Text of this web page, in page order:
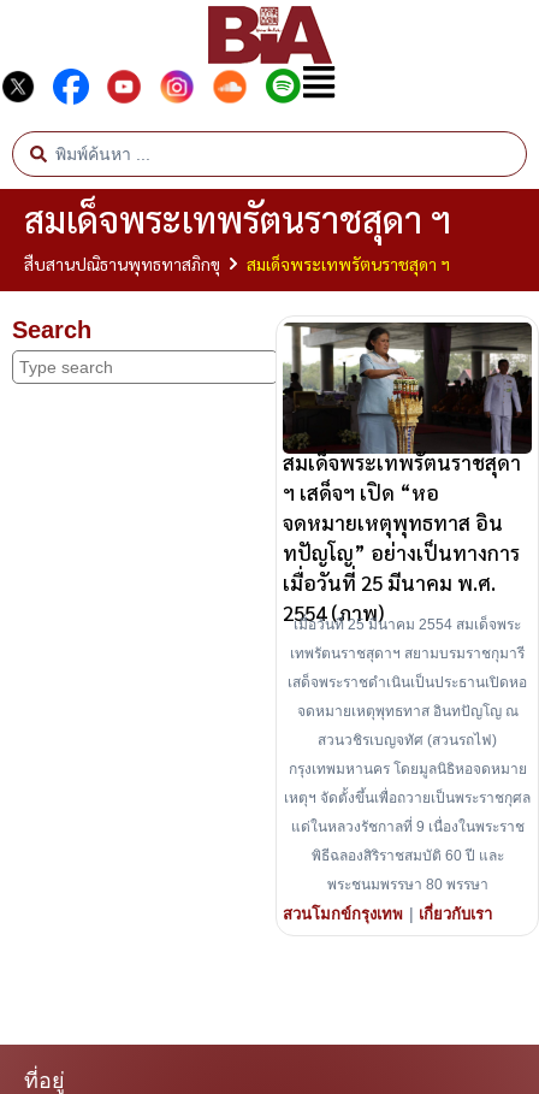
สมเด็จพระเทพรัตนราชสุดา ฯ
สืบสานปณิธานพุทธทาสภิกขุ สมเด็จพระเทพรัตนราชสุดา ฯ
Search
สมเด็จพระเทพรัตนราชสุดา
ฯ เสด็จฯ เปิด “หอ
จดหมายเหตุพุทธทาส อิน
ทปัญโญ” อย่างเป็นทางการ
เมื่อวันที่ 25 มีนาคม พ.ศ.
2554 (ภาพ)
เมื่อวันที่ 25 มีนาคม 2554 สมเด็จพระ
เทพรัตนราชสุดาฯ สยามบรมราชกุมารี
เสด็จพระราชดำเนินเป็นประธานเปิดหอ
จดหมายเหตุพุทธทาส อินทปัญโญ ณ
สวนวชิรเบญจทัศ (สวนรถไฟ)
กรุงเทพมหานคร โดยมูลนิธิหอจดหมาย
เหตุฯ จัดตั้งขึ้นเพื่อถวายเป็นพระราชกุศล
แด่ในหลวงรัชกาลที่ 9 เนื่องในพระราช
พิธีฉลองสิริราชสมบัติ 60 ปี และ
พระชนมพรรษา 80 พรรษา
สวนโมกข์กรุงเทพ | เกี่ยวกับเรา
ที่อยู่